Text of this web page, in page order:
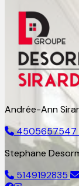
Andrée-Ann
4505657547
Stephane
5149192835